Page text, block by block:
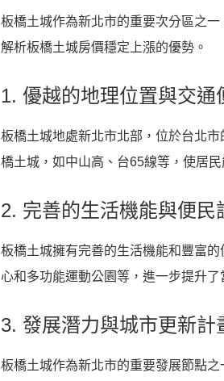
板橋土城作為新北市的重要次分區之
解析板橋土城房價穩定上漲的優勢。
1. 優越的地理位置與交通
板橋土城地處新北市北部，位於台北
橋土城，如中山高、台65線等，使居
2. 完善的生活機能與便民
板橋土城擁有完善的生活機能和豐富
心和多功能運動公園等，進一步提升
3. 發展潛力與城市更新計
板橋土城作為新北市的重要發展節點